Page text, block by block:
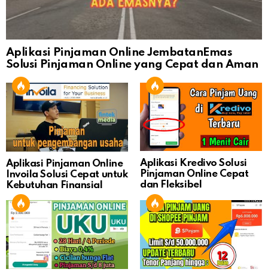
Aplikasi Pinjaman Online JembatanEmas
Solusi Pinjaman Online yang Cepat dan Aman
Aplikasi Pinjaman Online
Invoila Solusi Cepat untuk
Kebutuhan Finansial
Aplikasi Kredivo Solusi
Pinjaman Online Cepat
dan Fleksibel